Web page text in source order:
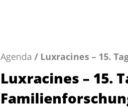
Agenda / Luxracines – 15.
Luxracines – 15.